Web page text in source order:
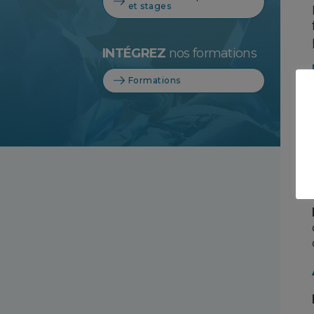
et stages
INTÉGREZ nos formations
Formations